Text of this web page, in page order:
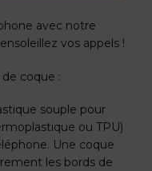
avec notre
vos appels !
coque :
souple pour
ou TPU)
Une coque
les bords de